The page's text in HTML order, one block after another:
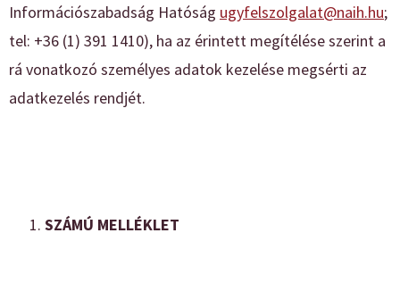
Információszabadság Hatóság ugyfelszolgalat@naih.hu;
tel: +36 (1) 391 1410), ha az érintett megítélése szerint a
rá vonatkozó személyes adatok kezelése megsérti az
adatkezelés rendjét.
SZÁMÚ MELLÉKLET